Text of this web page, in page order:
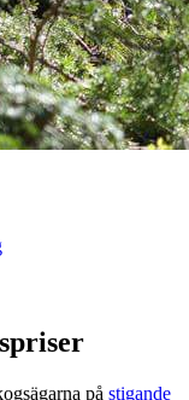
på stigande